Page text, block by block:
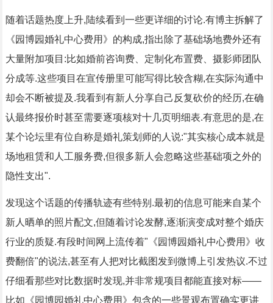
随着话题热度上升,陆续看到一些更详细的讨论.有博主拆解了
《园博园婚礼中心费用》的构成,指出除了基础场地费外还有
大量附加项目:比如婚前咨询费、定制化布置费、摄影师团队
分成等.这些项目在宣传册里可能写得比较含糊,在实际沟通中
却会不断被提及.我看到有新人分享自己反复砍价的经历,在确
认最终报价时甚至需要逐项核对十几页明细表.有意思的是,在
某个论坛里有位自称是婚礼策划师的人说:"其实核心成本就是
场地租赁和人工服务费,但很多新人会忽略这些基础项之外的
隐性支出".
发现这个话题的传播轨迹有些特别.最初的信息可能来自某个
新人晒单的照片配文,但随着讨论发酵,逐渐演变成对整个婚庆
行业的质疑.有段时间网上流传着"《园博园婚礼中心费用》收
费翻倍"的说法,甚至有人把对比截图发到微博上引发热议.不过
仔细看那些对比数据时发现,并非常规项目都能直接对标——
比如《园博园婚礼中心费用》包含的一些景观布置确实更讲